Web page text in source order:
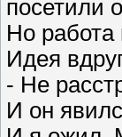
посетили
Но работа
Идея
- Не
И он